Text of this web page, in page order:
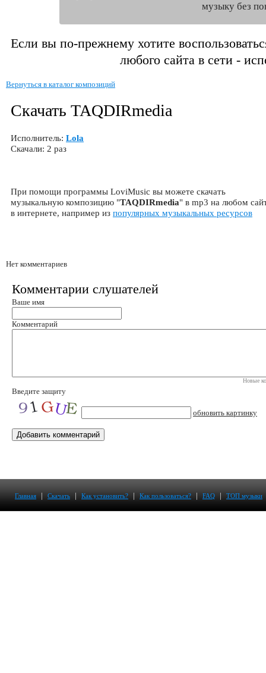
музыку без
Если вы по-прежнему хотите
любого сайта в сети -
Вернуться в каталог композиций
Скачать TAQDIRmedia
Исполнитель: Lola
Скачали: 2 раз
При помощи программы LoviMusic вы можете скачать
музыкальную композицию "TAQDIRmedia" в mp3 на любом
в интернете, например из популярных музыкальных ресурсов
Нет комментариев
Комментарии слушателей
Ваше имя
Комментарий
Новые
Введите защиту
обновить картинку
Главная | Скачать | Как установить? | Как пользоваться? | FAQ | ТОП музыки